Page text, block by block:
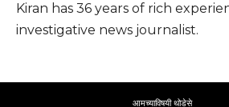
Kiran has 36 years of rich
investigative news journalist.
आमच्याविषयी थोडेसे